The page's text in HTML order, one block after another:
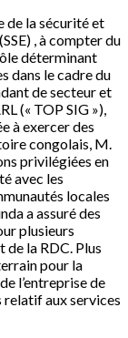
de la sécurité et
, à compter du
déterminant
dans le cadre du
de secteur et
(« TOP SIG »),
à exercer des
congolais, M.
privilégiées en
avec les
locales
a assuré des
plusieurs
la RDC. Plus
pour la
l’entreprise de
relatif aux services